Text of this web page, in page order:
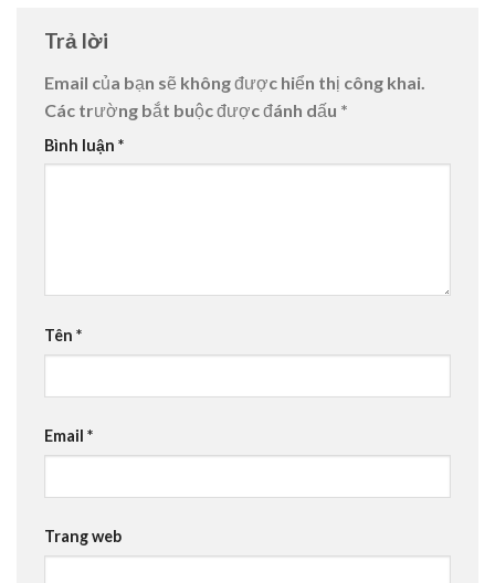
Trả lời
Email của bạn sẽ không được hiển thị công khai.
Các trường bắt buộc được đánh dấu *
Bình luận *
Tên *
Email *
Trang web